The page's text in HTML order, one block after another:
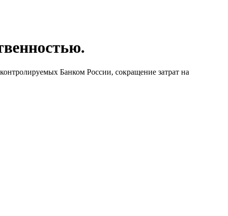
Банком России, сокращение затрат на